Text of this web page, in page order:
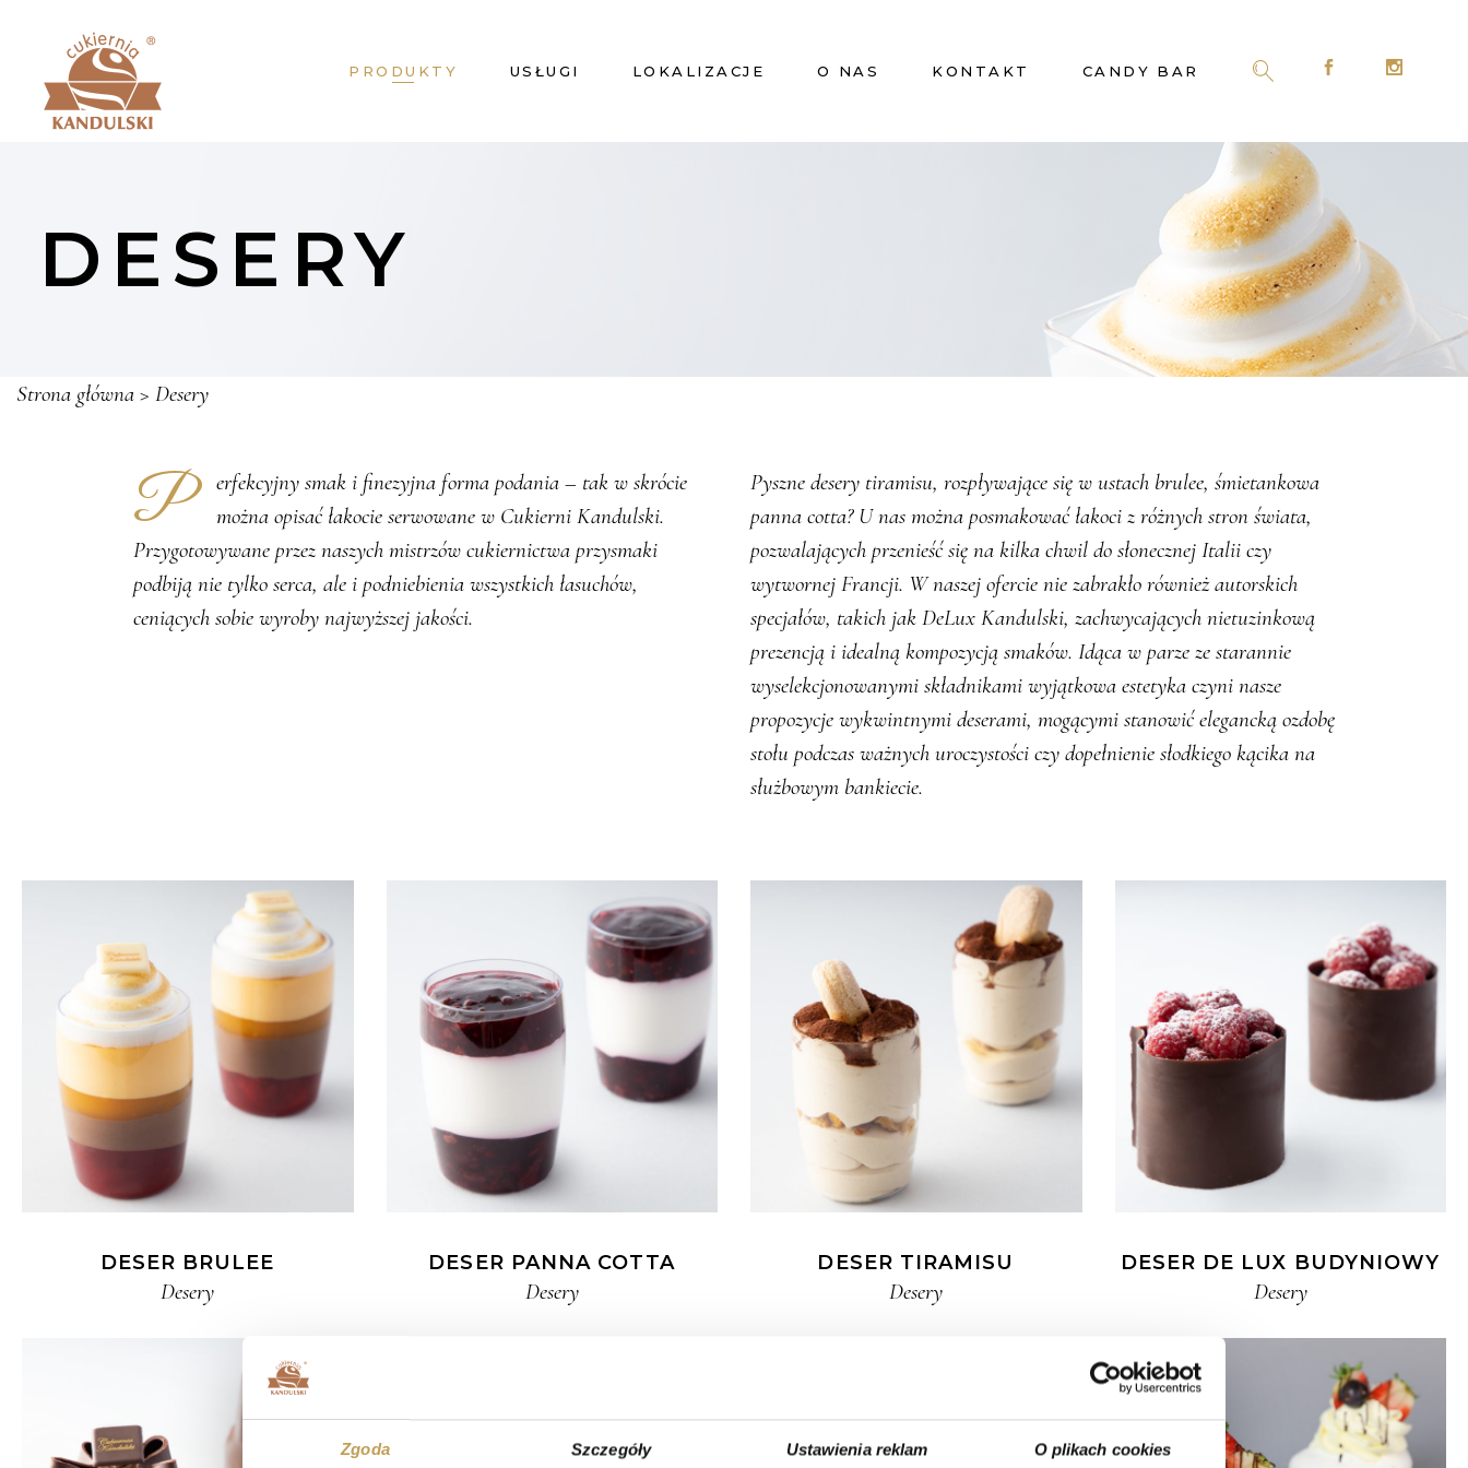
Zgoda Szczegóły Ustawienia reklam O plikach cookies
PRODUKTY USŁUGI LOKALIZACJE O NAS KONTAKT CANDY BAR
DESERY
Strona główna > Desery
Perfekcyjny smak i finezyjna forma podania – tak w skrócie
można opisać łakocie serwowane w Cukierni Kandulski.
Przygotowywane przez naszych mistrzów cukiernictwa przysmaki
podbiją nie tylko serca, ale i podniebienia wszystkich łasuchów,
ceniących sobie wyroby najwyższej jakości.
Pyszne desery tiramisu, rozpływające się w ustach brulee, śmietankowa
panna cotta? U nas można posmakować łakoci z różnych stron świata,
pozwalających przenieść się na kilka chwil do słonecznej Italii czy
wytwornej Francji. W naszej ofercie nie zabrakło również autorskich
specjałów, takich jak DeLux Kandulski, zachwycających nietuzinkową
prezencją i idealną kompozycją smaków. Idąca w parze ze starannie
wyselekcjonowanymi składnikami wyjątkowa estetyka czyni nasze
propozycje wykwintnymi deserami, mogącymi stanowić elegancką ozdobę
stołu podczas ważnych uroczystości czy dopełnienie słodkiego kącika na
służbowym bankiecie.
DESER BRULEE
Desery
DESER PANNA COTTA
Desery
DESER TIRAMISU
Desery
DESER DE LUX BUDYNIOWY
Desery